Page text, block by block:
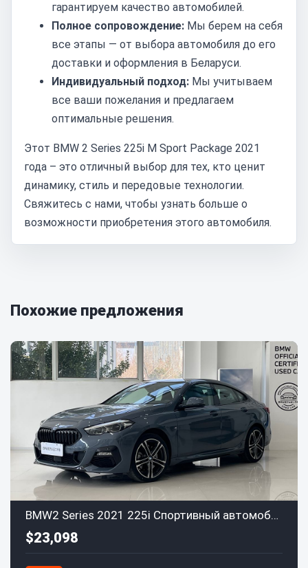
гарантируем качество автомобилей.
Полное сопровождение: Мы берем на себя
все этапы — от выбора автомобиля до его
доставки и оформления в Беларуси.
Индивидуальный подход: Мы учитываем
все ваши пожелания и предлагаем
оптимальные решения.
Этот BMW 2 Series 225i M Sport Package 2021
года – это отличный выбор для тех, кто ценит
динамику, стиль и передовые технологии.
Свяжитесь с нами, чтобы узнать больше о
возможности приобретения этого автомобиля.
Похожие предложения
BMW2 Series 2021 225i Спортивный автомобиль (Sports car) M
$23,098